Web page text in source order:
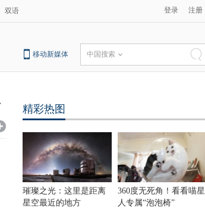
双语 登录 注册
移动新媒体 中国搜索
精彩热图
璀璨之光：这里是距离
星空最近的地方
360度无死角！看看喵星
人专属“泡泡椅”